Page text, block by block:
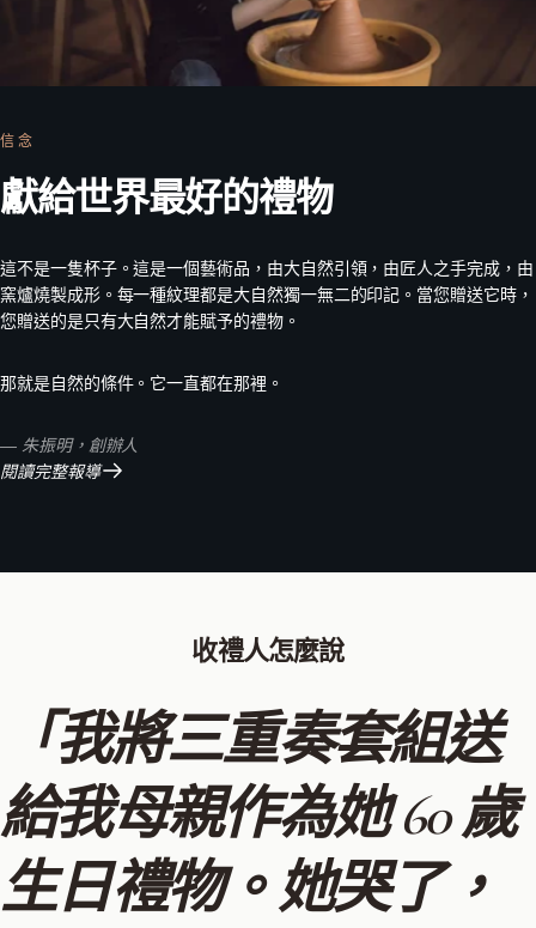
信念
獻給世界最好的禮物
這不是一隻杯子。這是一個藝術品，由大自然引領，由匠人之手完成，由
窯爐燒製成形。每一種紋理都是大自然獨一無二的印記。當您贈送它時，
您贈送的是只有大自然才能賦予的禮物。
那就是自然的條件。它一直都在那裡。
— 朱振明，創辦人
閱讀完整報導
收禮人怎麼說
「我將三重奏套組送
給我母親作為她 60 歲
生日禮物。她哭了，